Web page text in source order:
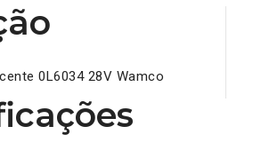
0L6034 28V Wamco